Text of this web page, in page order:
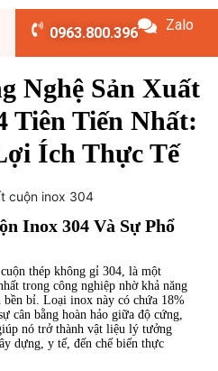
0963.800.396 Zalo
Nghệ Sản Xuất
Tiên Tiến Nhất:
Ích Thực Tế
Inox 304 Và Sự Phổ
thép không gỉ 304, là một
trong công nghiệp nhờ khả năng
bỉ. Loại inox này có chứa 18%
cân bằng hoàn hảo giữa độ cứng,
nó trở thành vật liệu lý tưởng
dựng, y tế, đến chế biến thực